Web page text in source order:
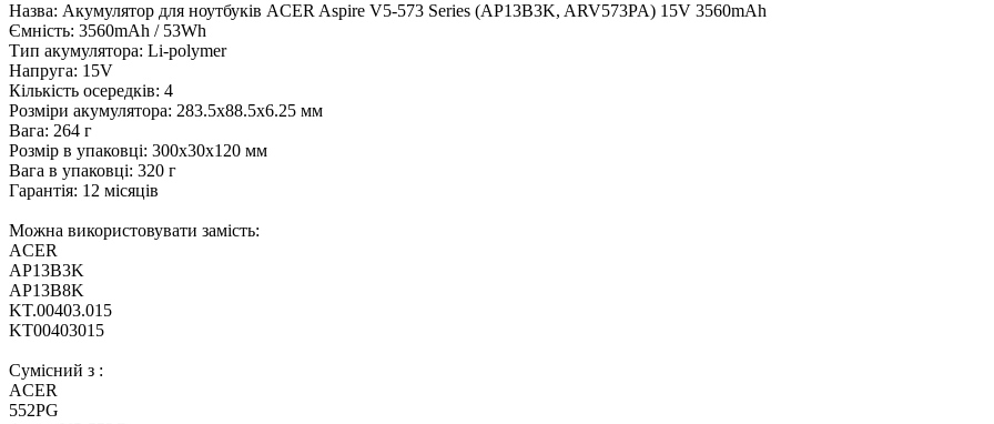
Назва: Акумулятор для ноутбуків ACER Aspire V5-573 Series (AP13B3K, ARV573PA) 15V 3560mAh
Ємність: 3560mAh / 53Wh
Тип акумулятора: Li-polymer
Напруга: 15V
Кількість осередків: 4
Розміри акумулятора: 283.5x88.5x6.25 мм
Вага: 264 г
Розмір в упаковці: 300x30x120 мм
Вага в упаковці: 320 г
Гарантія: 12 місяців
Можна використовувати замість:
ACER
AP13B3K
AP13B8K
KT.00403.015
KT00403015
Сумісний з :
ACER
552PG